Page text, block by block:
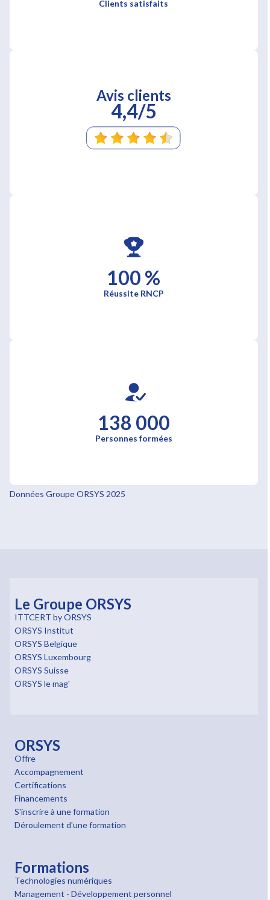
Clients satisfaits
Avis clients
4,4/5
100 %
Réussite RNCP
138 000
Personnes formées
Données Groupe ORSYS 2025
Le Groupe ORSYS
ITTCERT by ORSYS
ORSYS Institut
ORSYS Belgique
ORSYS Luxembourg
ORSYS Suisse
ORSYS le mag'
ORSYS
Offre
Accompagnement
Certifications
Financements
S'inscrire à une formation
Déroulement d'une formation
Formations
Technologies numériques
Management - Développement personnel